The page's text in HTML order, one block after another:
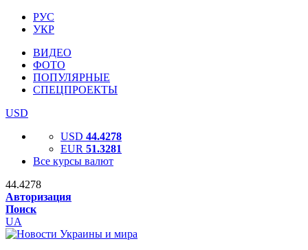
РУС
УКР
ВИДЕО
ФОТО
ПОПУЛЯРНЫЕ
СПЕЦПРОЕКТЫ
USD
USD 44.4278
EUR 51.3281
Все курсы валют
44.4278
Авторизация
Поиск
UA